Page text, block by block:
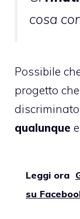
cosa
Possibile
progetto
qualunque
Leggi ora
su